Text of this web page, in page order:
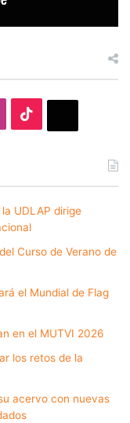
UDLAP dirige
Curso de Verano de
el Mundial de Flag
en el MUTVI 2026
los retos de la
acervo con nuevas